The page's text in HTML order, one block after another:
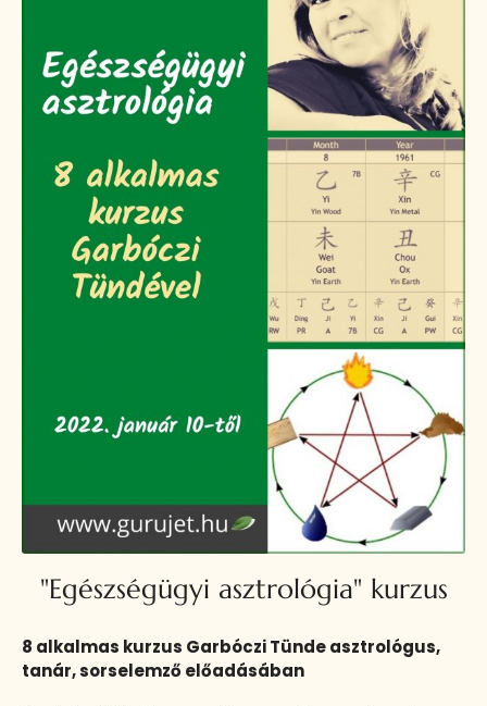
"Egészségügyi asztrológia" kurzus
8 alkalmas kurzus Garbóczi Tünde asztrológus,
tanár, sorselemző előadásában